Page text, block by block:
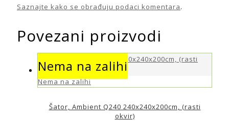
Saznajte kako se obrađuju podaci komentara.
Povezani proizvodi
Nema na zalihi
Nema na zalihi
Šator, Ambient Q240 240x240x200cm, (rasti
okvir)